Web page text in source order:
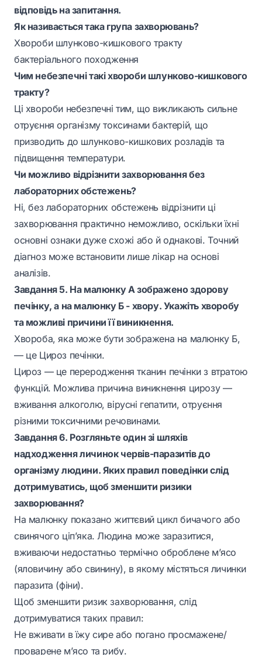
відповідь на запитання.
Як називається така група захворювань?
Хвороби шлунково-кишкового тракту
бактеріального походження
Чим небезпечні такі хвороби шлунково-кишкового
тракту?
Ці хвороби небезпечні тим, що викликають сильне
отруєння організму токсинами бактерій, що
призводить до шлунково-кишкових розладів та
підвищення температури.
Чи можливо відрізнити захворювання без
лабораторних обстежень?
Ні, без лабораторних обстежень відрізнити ці
захворювання практично неможливо, оскільки їхні
основні ознаки дуже схожі або й однакові. Точний
діагноз може встановити лише лікар на основі
аналізів.
Завдання 5. На малюнку А зображено здорову
печінку, а на малюнку Б - хвору. Укажіть хворобу
та можливі причини її виникнення.
Хвороба, яка може бути зображена на малюнку Б,
— це Цироз печінки.
Цироз — це переродження тканин печінки з втратою
функцій. Можлива причина виникнення цирозу —
вживання алкоголю, вірусні гепатити, отруєння
різними токсичними речовинами.
Завдання 6. Розгляньте один зі шляхів
надходження личинок червів-паразитів до
організму людини. Яких правил поведінки слід
дотримуватись, щоб зменшити ризики
захворювання?
На малюнку показано життєвий цикл бичачого або
свинячого ціп’яка. Людина може заразитися,
вживаючи недостатньо термічно оброблене м’ясо
(яловичину або свинину), в якому містяться личинки
паразита (фіни).
Щоб зменшити ризик захворювання, слід
дотримуватися таких правил:
Не вживати в їжу сире або погано просмажене/
проварене м’ясо та рибу.